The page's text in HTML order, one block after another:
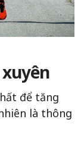
để tăng
là thông